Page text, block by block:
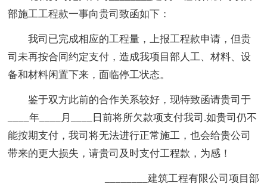
部施工工程款一事向贵司致函如下：
我司已完成相应的工程量，上报工程款申请，但贵
司未再按合同约定支付，造成我项目部人工、材料、设
备和材料闲置下来，面临停工状态。
鉴于双方此前的合作关系较好，现特致函请贵司于
____年____月____日前将所欠款项支付我司.如贵司仍不
能按期支付，我司将无法进行正常施工，也会给贵公司
带来的更大损失，请贵司及时支付工程款，为感！
________建筑工程有限公司项目部